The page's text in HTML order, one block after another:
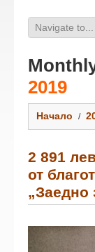
2019
Начало
2 891
от
„Заедно